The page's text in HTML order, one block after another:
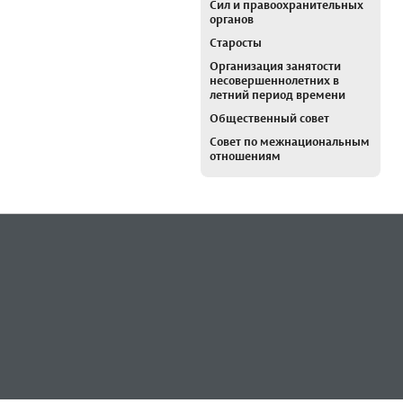
Сил и правоохранительных
органов
Старосты
Организация занятости
несовершеннолетних в
летний период времени
Общественный совет
Совет по межнациональным
отношениям